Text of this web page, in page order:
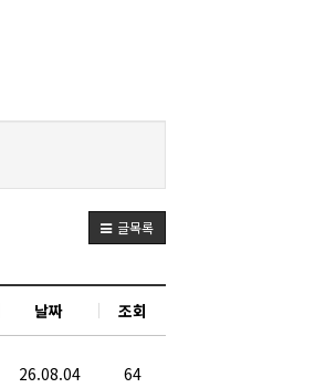
글목록
날짜 조회
26.08.04 64